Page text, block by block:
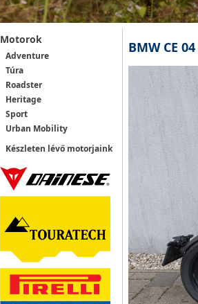
Motorok
Adventure
Túra
Roadster
Heritage
Sport
Urban Mobility
Készleten lévő motorjaink
BMW CE 04